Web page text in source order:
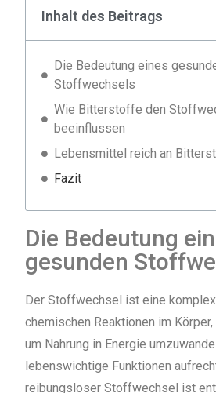
Inhalt des Beitrags
Die Bedeutung eines
Stoffwechsels
Wie Bitterstoffe den
beeinflussen
Lebensmittel reich an
Fazit
Die Bedeutung
gesunden
Der Stoffwechsel ist eine
chemischen Reaktionen im
um Nahrung in Energie
lebenswichtige Funktionen
reibungsloser Stoffwechsel ist